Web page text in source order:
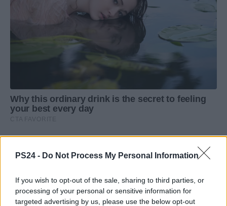
PS24 - Do Not Process My Personal Information
If you wish to opt-out of the sale, sharing to third parties, or
processing of your personal or sensitive information for
targeted advertising by us, please use the below opt-out